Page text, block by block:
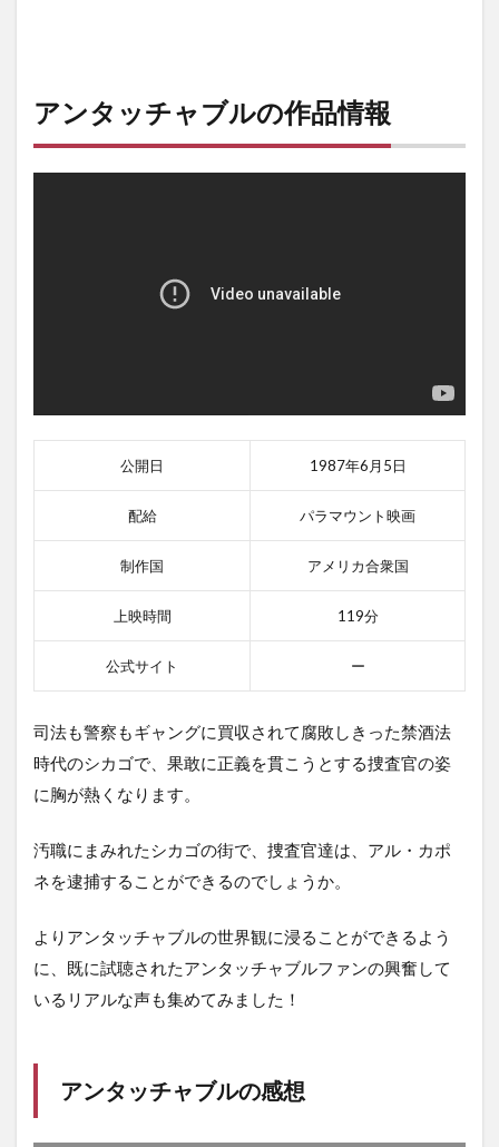
アンタッチャブルの作品情報
公開日 1987年6月5日
配給 パラマウント映画
制作国 アメリカ合衆国
上映時間 119分
公式サイト ー
司法も警察もギャングに買収されて腐敗しきった禁酒法
時代のシカゴで、果敢に正義を貫こうとする捜査官の姿
に胸が熱くなります。
汚職にまみれたシカゴの街で、捜査官達は、アル・カポ
ネを逮捕することができるのでしょうか。
よりアンタッチャブルの世界観に浸ることができるよう
に、既に試聴されたアンタッチャブルファンの興奮して
いるリアルな声も集めてみました！
アンタッチャブルの感想